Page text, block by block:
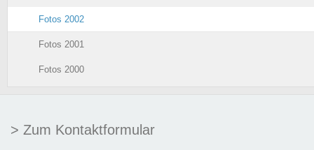
Fotos 2002
Fotos 2001
Fotos 2000
> Zum Kontaktformular